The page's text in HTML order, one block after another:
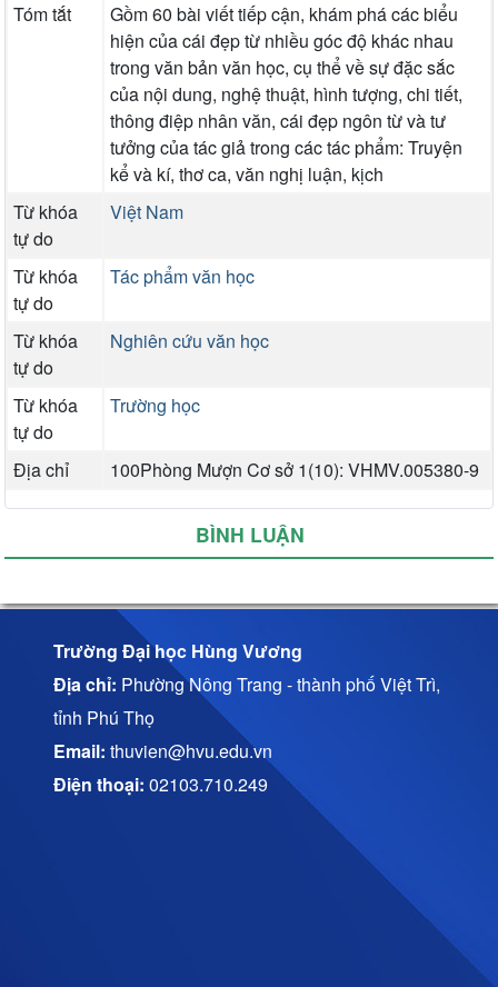
Tóm tắt
Gồm 60 bài viết tiếp cận, khám phá các biểu
hiện của cái đẹp từ nhiều góc độ khác nhau
trong văn bản văn học, cụ thể về sự đặc sắc
của nội dung, nghệ thuật, hình tượng, chi tiết,
thông điệp nhân văn, cái đẹp ngôn từ và tư
tưởng của tác giả trong các tác phẩm: Truyện
kể và kí, thơ ca, văn nghị luận, kịch
Từ khóa
tự do
Việt Nam
Từ khóa
tự do
Tác phẩm văn học
Từ khóa
tự do
Nghiên cứu văn học
Từ khóa
tự do
Trường học
Địa chỉ 100Phòng Mượn Cơ sở 1(10): VHMV.005380-9
BÌNH LUẬN
Trường Đại học Hùng Vương
Địa chỉ: Phường Nông Trang - thành phố Việt Trì,
tỉnh Phú Thọ
Email: thuvien@hvu.edu.vn
Điện thoại: 02103.710.249